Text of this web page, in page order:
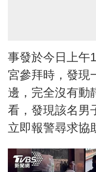
事發於今日上午
宮參拜時，發現
邊，完全沒有動
看，發現該名男
立即報警尋求協